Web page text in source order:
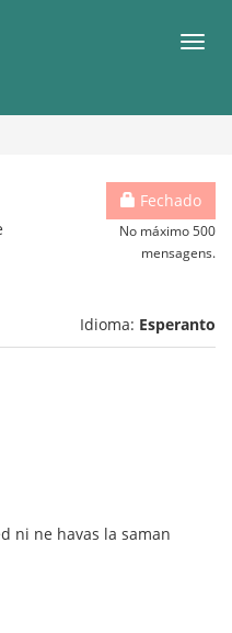
Fechado
No máximo 500
mensagens.
Idioma: Esperanto
ni ne havas la saman